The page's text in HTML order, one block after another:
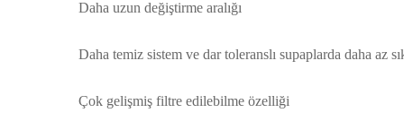
Daha uzun değiştirme aralığı
Daha temiz sistem ve dar toleranslı supaplarda daha az
Çok gelişmiş filtre edilebilme özelliği